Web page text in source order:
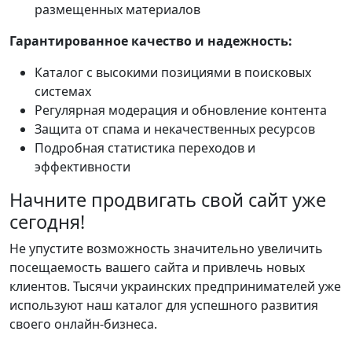
размещенных материалов
Гарантированное качество и надежность:
Каталог с высокими позициями в поисковых
системах
Регулярная модерация и обновление контента
Защита от спама и некачественных ресурсов
Подробная статистика переходов и
эффективности
Начните продвигать свой сайт уже
сегодня!
Не упустите возможность значительно увеличить
посещаемость вашего сайта и привлечь новых
клиентов. Тысячи украинских предпринимателей уже
используют наш каталог для успешного развития
своего онлайн-бизнеса.